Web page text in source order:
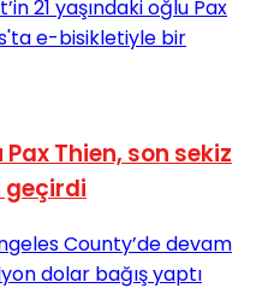
Thien, son sekiz
geçirdi